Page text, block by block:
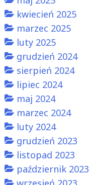
kwiecień 2025
marzec 2025
luty 2025
grudzień 2024
sierpień 2024
lipiec 2024
maj 2024
marzec 2024
luty 2024
grudzień 2023
listopad 2023
październik 2023